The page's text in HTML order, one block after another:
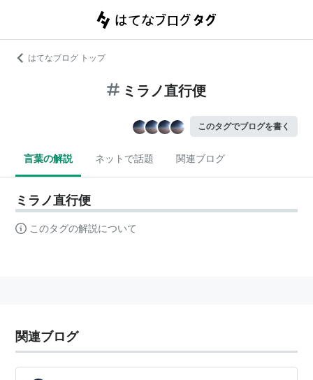
はてなブログ トップ
ミラノ直行便
このタグでブログを書く
言葉の解説 ネットで話題 関連ブログ
ミラノ直行便
このタグの解説について
関連ブログ